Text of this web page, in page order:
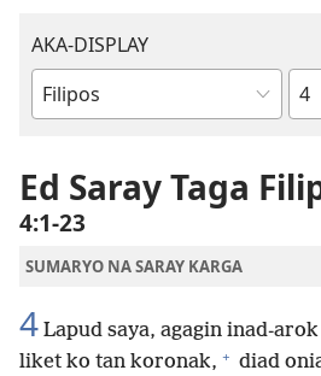
AKA-DISPLAY
Libro
Biblia
Ed Saray Taga
4:1-23
SUMARYO NA SARAY KARGA
4 Lapud saya, agagin inad-
liket ko tan koronak, + diad